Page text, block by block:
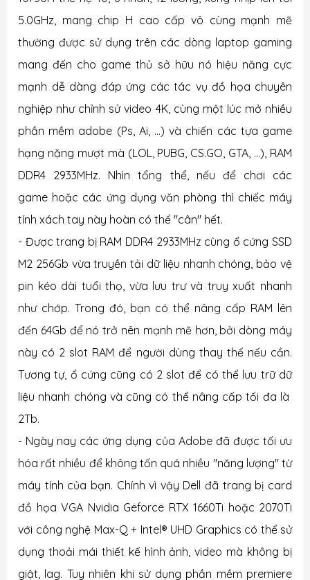
5.0GHz, mang chip H cao cấp vô cùng mạnh mẽ
thường được sử dụng trên các dòng laptop gaming
mang đến cho game thủ sở hữu nó hiệu năng cực
mạnh dễ dàng đáp ứng các tác vụ đồ họa chuyên
nghiệp như chỉnh sử video 4K, cùng một lúc mở nhiều
phần mềm adobe (Ps, Ai, ...) và chiến các tựa game
hạng nặng mượt mà (LOL, PUBG, CS.GO, GTA, ...), RAM
DDR4 2933MHz. Nhìn tổng thể, nếu để chơi các
game hoặc các ứng dụng văn phòng thì chiếc máy
tính xách tay này hoàn có thể "cân" hết.
- Được trang bị RAM DDR4 2933MHz cùng ổ cứng SSD
M2 256Gb vừa truyền tải dữ liệu nhanh chóng, bảo vệ
pin kéo dài tuổi thọ, vừa lưu trư và truy xuất nhanh
như chớp. Trong đó, bạn có thể nâng cấp RAM lên
đến 64Gb để nó trở nên mạnh mẽ hơn, bởi dòng máy
này có 2 slot RAM để người dùng thay thế nếu cần.
Tương tự, ổ cứng cũng có 2 slot để có thể lưu trữ dữ
liệu nhanh chóng và cũng có thể nâng cấp tối đa là
2Tb.
- Ngày nay các ứng dụng của Adobe đã được tối ưu
hóa rất nhiều để không tốn quá nhiều "năng lượng" từ
máy tính của bạn. Chính vì vậy Dell đã trang bị card
đồ họa VGA Nvidia Geforce RTX 1660Ti hoặc 2070Ti
với công nghệ Max-Q + Intel® UHD Graphics có thể sử
dụng thoải mái thiết kế hình ảnh, video mà không bị
giật, lag. Tuy nhiên khi sử dụng phần mềm premiere